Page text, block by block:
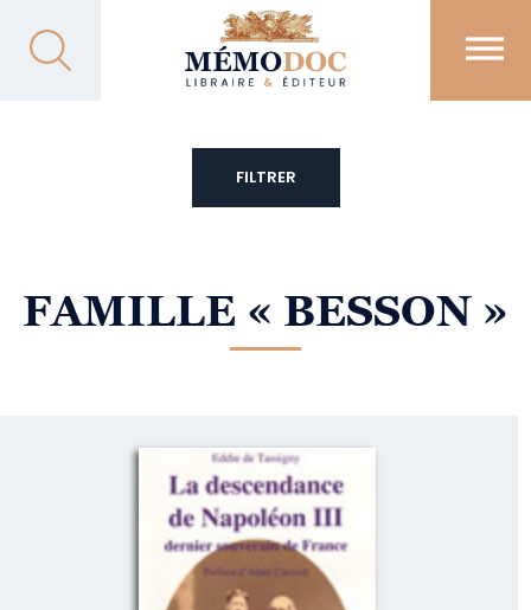
FAMILLE « BESSON »
FILTRER